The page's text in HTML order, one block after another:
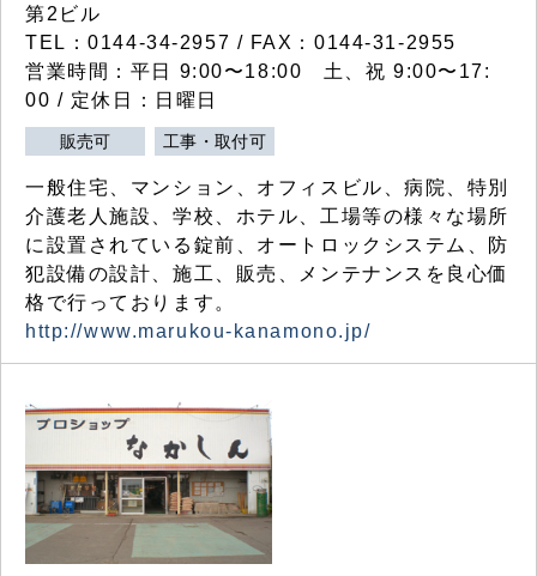
第2ビル
TEL：0144-34-2957 / FAX：0144-31-2955
営業時間：平日 9:00〜18:00 土、祝 9:00〜17:
00 / 定休日：日曜日
販売可 工事・取付可
一般住宅、マンション、オフィスビル、病院、特別
介護老人施設、学校、ホテル、工場等の様々な場所
に設置されている錠前、オートロックシステム、防
犯設備の設計、施工、販売、メンテナンスを良心価
格で行っております。
http://www.marukou-kanamono.jp/